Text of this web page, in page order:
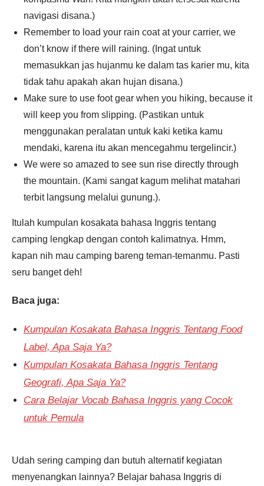
navigasi disana.)
Remember to load your rain coat at your carrier, we
don’t know if there will raining. (Ingat untuk
memasukkan jas hujanmu ke dalam tas karier mu, kita
tidak tahu apakah akan hujan disana.)
Make sure to use foot gear when you hiking, because it
will keep you from slipping. (Pastikan untuk
menggunakan peralatan untuk kaki ketika kamu
mendaki, karena itu akan mencegahmu tergelincir.)
We were so amazed to see sun rise directly through
the mountain. (Kami sangat kagum melihat matahari
terbit langsung melalui gunung.).
Itulah kumpulan kosakata bahasa Inggris tentang
camping lengkap dengan contoh kalimatnya. Hmm,
kapan nih mau camping bareng teman-temanmu. Pasti
seru banget deh!
Baca juga:
Kumpulan Kosakata Bahasa Inggris Tentang Food
Label, Apa Saja Ya?
Kumpulan Kosakata Bahasa Inggris Tentang
Geografi, Apa Saja Ya?
Cara Belajar Vocab Bahasa Inggris yang Cocok
untuk Pemula
Udah sering camping dan butuh alternatif kegiatan
menyenangkan lainnya? Belajar bahasa Inggris di